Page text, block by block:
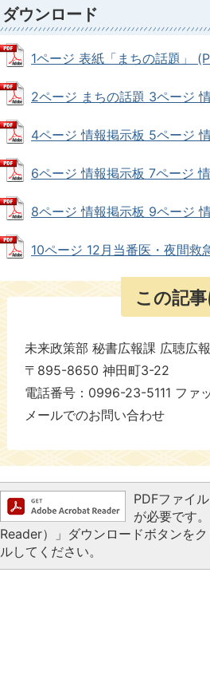
ダウンロード
1ページ 表紙「まちの話題」
2ページ まちの話題 3ページ
4ページ 情報掲示板 5ページ
6ページ 情報掲示板 7ページ
8ページ 情報掲示板 9ページ
10ページ 12月当番医・夜間
この記
未来政策部 秘書広報課 広聴広
〒895-8650 神田町3-22
電話番号：0996-23-5111 フ
メールでのお問い合わせ
PDFファイ
が必要です
Reader）」ダウンロードボタンを
ルしてください。